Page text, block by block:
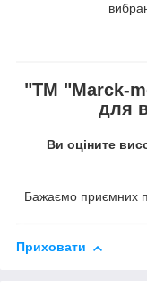
"ТМ "Marck-
для
Ви оціните
Бажаємо приємних
Приховати